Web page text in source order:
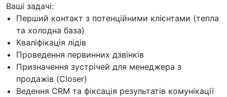
Ваші задачі:
Перший контакт з потенційними клієнтами (тепла
та холодна база)
Кваліфікація лідів
Проведення первинних дзвінків
Призначення зустрічей для менеджера з
продажів (Closer)
Ведення CRM та фіксація результатів комунікації